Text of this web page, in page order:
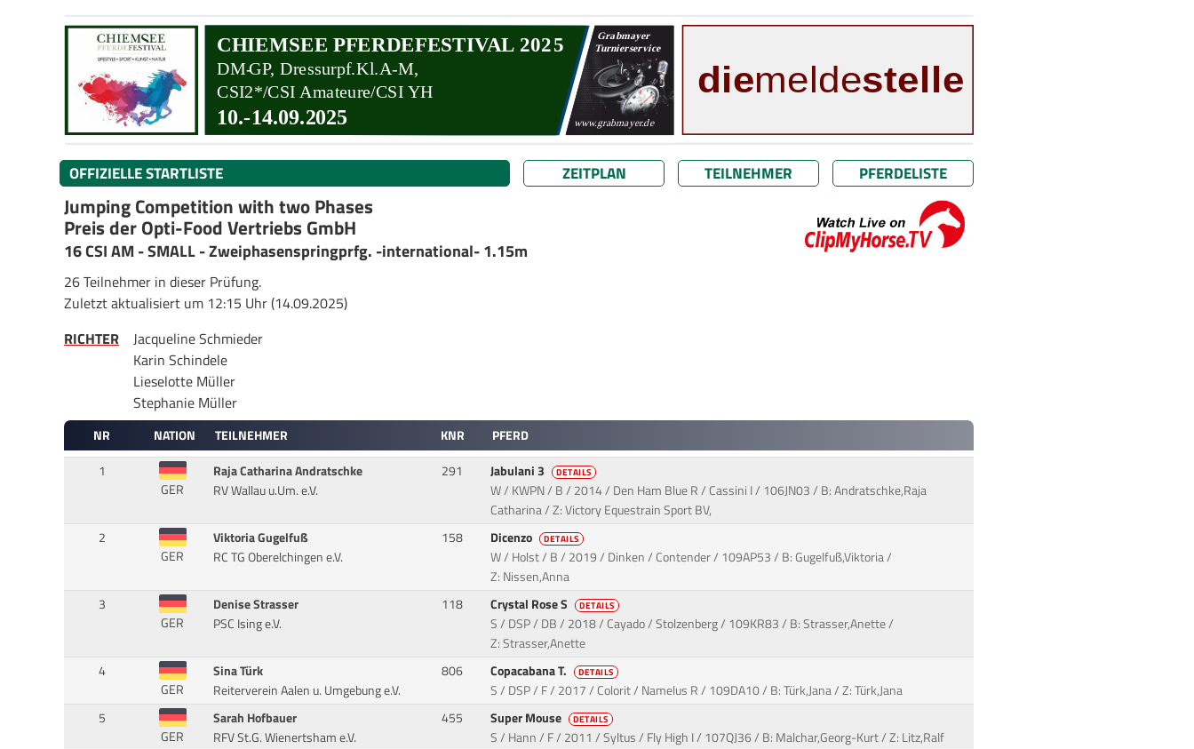
OFFIZIELLE STARTLISTE ZEITPLAN TEILNEHMER PFERDELISTE
Jumping Competition with two Phases
Preis der Opti-Food Vertriebs GmbH
16 CSI AM - SMALL - Zweiphasenspringprfg. -international- 1.15m
26 Teilnehmer in dieser Prüfung.
Zuletzt aktualisiert um 12:15 Uhr (14.09.2025)
RICHTER
Jacqueline Schmieder
Karin Schindele
Lieselotte Müller
Stephanie Müller
NR NATION TEILNEHMER KNR
PFERD
1
GER
Raja Catharina Andratschke
RV Wallau u.Um. e.V.
291 Jabulani 3 DETAILS
W / KWPN / B / 2014 / Den Ham Blue R / Cassini I / 106JN03 / B: Andratschke,Raja
Catharina / Z: Victory Equestrain Sport BV,
2
GER
Viktoria Gugelfuß
RC TG Oberelchingen e.V.
158 Dicenzo DETAILS
W / Holst / B / 2019 / Dinken / Contender / 109AP53 / B: Gugelfuß,Viktoria /
Z: Nissen,Anna
3
GER
Denise Strasser
PSC Ising e.V.
118 Crystal Rose S DETAILS
S / DSP / DB / 2018 / Cayado / Stolzenberg / 109KR83 / B: Strasser,Anette /
Z: Strasser,Anette
4
GER
Sina Türk
Reiterverein Aalen u. Umgebung e.V.
806 Copacabana T. DETAILS
S / DSP / F / 2017 / Colorit / Namelus R / 109DA10 / B: Türk,Jana / Z: Türk,Jana
5
GER
Sarah Hofbauer
RFV St.G. Wienertsham e.V.
455 Super Mouse DETAILS
S / Hann / F / 2011 / Syltus / Fly High I / 107QJ36 / B: Malchar,Georg-Kurt / Z: Litz,Ralf